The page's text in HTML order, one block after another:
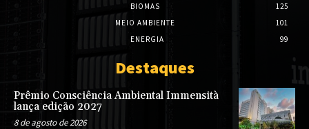
BIOMAS
125
MEIO AMBIENTE
101
ENERGIA
99
Destaques
Prêmio Consciência Ambiental Immensità
lança edição 2027
8 de agosto de 2026